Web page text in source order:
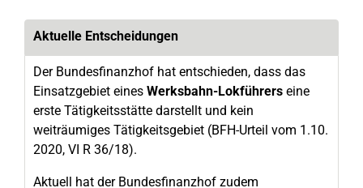
Aktuelle Entscheidungen
Der Bundesfinanzhof hat entschieden, dass das
Einsatzgebiet eines Werksbahn-Lokführers eine
erste Tätigkeitsstätte darstellt und kein
weiträumiges Tätigkeitsgebiet (BFH-Urteil vom 1.10.
2020, VI R 36/18).
Aktuell hat der Bundesfinanzhof zudem